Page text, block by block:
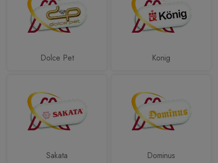
Dolce Pet Konig
Sakata Dominus